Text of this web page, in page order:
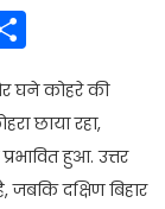
घने कोहरे की
छाया रहा,
हुआ. उत्तर
दक्षिण बिहार